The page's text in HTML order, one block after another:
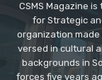
CSMS Magazine
for Strategic
organization
versed in cultural
backgrounds in
forces five years